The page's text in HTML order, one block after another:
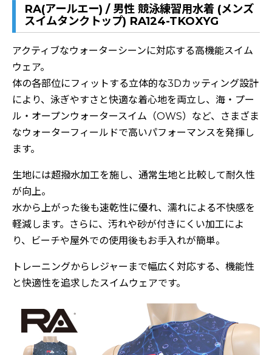
RA(アールエー) / 男性 競泳練習用水着 (メンズ
スイムタンクトップ) RA124-TKOXYG
アクティブなウォーターシーンに対応する高機能スイム
ウェア。
体の各部位にフィットする立体的な3Dカッティング設計
により、泳ぎやすさと快適な着心地を両立し、海・プー
ル・オープンウォータースイム（OWS）など、さまざま
なウォーターフィールドで高いパフォーマンスを発揮し
ます。
生地には超撥水加工を施し、通常生地と比較して耐久性
が向上。
水から上がった後も速乾性に優れ、濡れによる不快感を
軽減します。さらに、汚れや砂が付きにくい加工によ
り、ビーチや屋外での使用後もお手入れが簡単。
トレーニングからレジャーまで幅広く対応する、機能性
と快適性を追求したスイムウェアです。